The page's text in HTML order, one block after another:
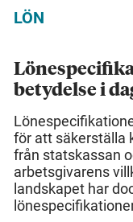
LÖN
betydelse i
för att säkerställa
från statskassan
arbetsgivarens
landskapet har